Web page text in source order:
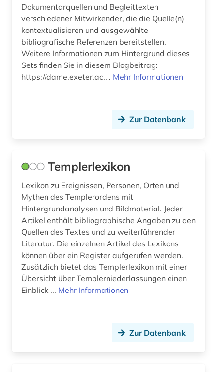
Dokumentarquellen und Begleittexten
verschiedener Mitwirkender, die die Quelle(n)
kontextualisieren und ausgewählte
bibliografische Referenzen bereitstellen.
Weitere Informationen zum Hintergrund dieses
Sets finden Sie in diesem Blogbeitrag:
https://dame.exeter.ac.... Mehr Informationen
Zur Datenbank
Templerlexikon
Lexikon zu Ereignissen, Personen, Orten und
Mythen des Templerordens mit
Hintergrundanalysen und Bildmaterial. Jeder
Artikel enthält bibliographische Angaben zu den
Quellen des Textes und zu weiterführender
Literatur. Die einzelnen Artikel des Lexikons
können über ein Register aufgerufen werden.
Zusätzlich bietet das Templerlexikon mit einer
Übersicht über Templerniederlassungen einen
Einblick ... Mehr Informationen
Zur Datenbank